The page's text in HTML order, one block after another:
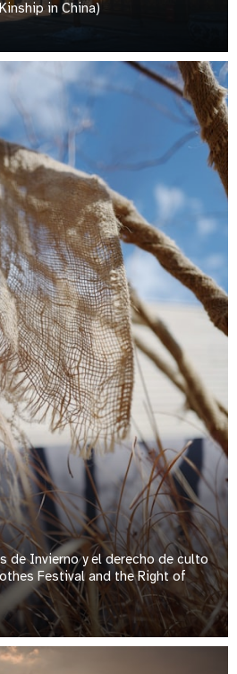
in China)
de Invierno y el derecho de culto
Festival and the Right of